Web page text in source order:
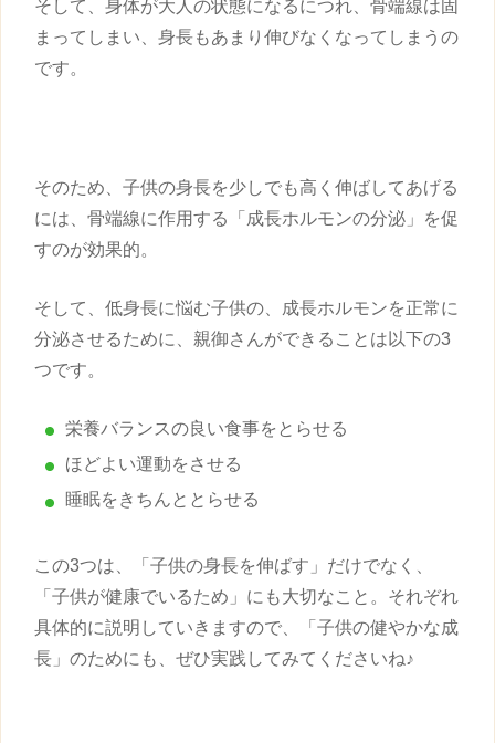
そして、身体が大人の状態になるにつれ、骨端線は固
まってしまい、 身長もあまり伸びなくなってしまうの
です。
そのため、 子供の身長を少しでも高く伸ばしてあげる
には、骨端線に作用する「成長ホルモンの分泌」を促
すのが効果的。
そして、低身長に悩む子供の、成長ホルモンを正常に
分泌させるために、親御さんができることは以下の3
つです。
栄養バランスの良い食事をとらせる
ほどよい運動をさせる
睡眠をきちんととらせる
この3つは、「 子供の身長を伸ばす」だけでなく、
「 子供が健康でいるため」にも大切なこと。それぞれ
具体的に説明していきますので、「 子供の健やかな成
長」のためにも、ぜひ実践してみてくださいね♪